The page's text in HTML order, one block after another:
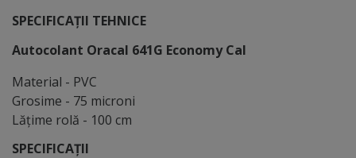
SPECIFICAȚII TEHNICE
Autocolant Oracal 641G Economy Cal
Material - PVC
Grosime - 75 microni
Lăţime rolă - 100 cm
SPECIFICAȚII